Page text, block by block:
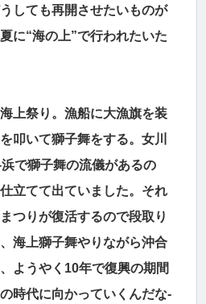
しても再開させたいものが
に“海の上”で行われたいた
上祭り。漁船に大漁旗を装
叩いて獅子舞をする。女川
で獅子舞の流儀があるの
立てて出ていました。それ
つりが復活するので段取り
海上獅子舞やりながら沖合
ようやく10年で復興の期間
時代に向かっていくんだな-